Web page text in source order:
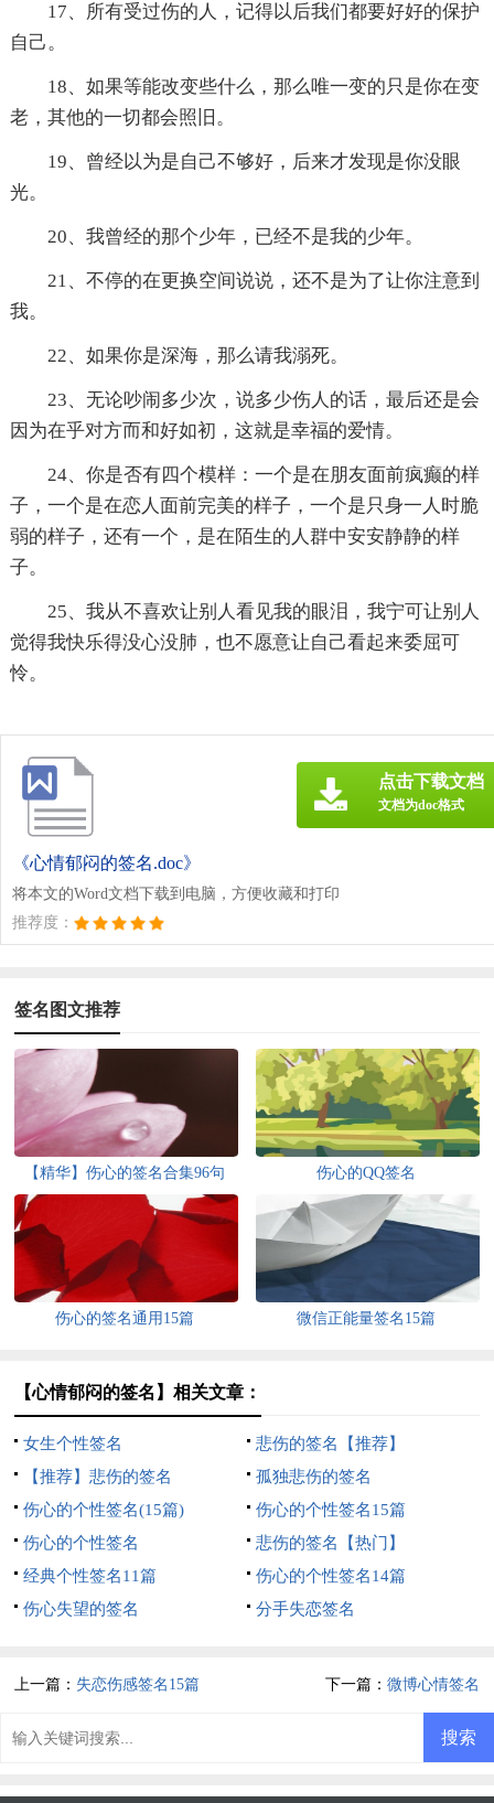
17、所有受过伤的人，记得以后我们都要好好的保护
自己。
18、如果等能改变些什么，那么唯一变的只是你在变
老，其他的一切都会照旧。
19、曾经以为是自己不够好，后来才发现是你没眼
光。
20、我曾经的那个少年，已经不是我的少年。
21、不停的在更换空间说说，还不是为了让你注意到
我。
22、如果你是深海，那么请我溺死。
23、无论吵闹多少次，说多少伤人的话，最后还是会
因为在乎对方而和好如初，这就是幸福的爱情。
24、你是否有四个模样：一个是在朋友面前疯癫的样
子，一个是在恋人面前完美的样子，一个是只身一人时脆
弱的样子，还有一个，是在陌生的人群中安安静静的样
子。
25、我从不喜欢让别人看见我的眼泪，我宁可让别人
觉得我快乐得没心没肺，也不愿意让自己看起来委屈可
怜。
《心情郁闷的签名.doc》
将本文的Word文档下载到电脑，方便收藏和打印
推荐度：
点击下载文档
文档为doc格式
签名图文推荐
【精华】伤心的签名合集96句 伤心的QQ签名
伤心的签名通用15篇 微信正能量签名15篇
【心情郁闷的签名】相关文章：
女生个性签名
悲伤的签名【推荐】
【推荐】悲伤的签名
孤独悲伤的签名
伤心的个性签名(15篇)
伤心的个性签名15篇
伤心的个性签名
悲伤的签名【热门】
经典个性签名11篇
伤心的个性签名14篇
伤心失望的签名
分手失恋签名
上一篇： 失恋伤感签名15篇 下一篇： 微博心情签名